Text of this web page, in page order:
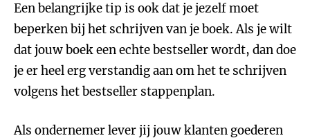
Een belangrijke tip is ook dat je jezelf moet
beperken bij het schrijven van je boek. Als je wilt
dat jouw boek een echte bestseller wordt, dan doe
je er heel erg verstandig aan om het te schrijven
volgens het bestseller stappenplan.
Als ondernemer lever jij jouw klanten goederen